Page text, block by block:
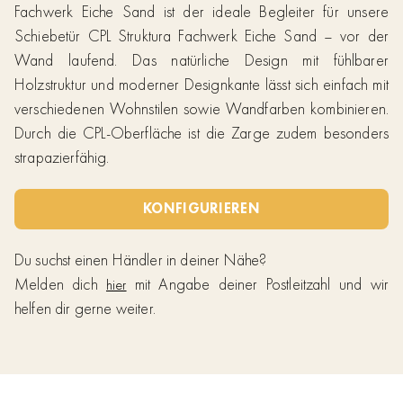
Fachwerk Eiche Sand ist der ideale Begleiter für unsere
Schiebetür CPL Struktura Fachwerk Eiche Sand – vor der
Wand laufend. Das natürliche Design mit fühlbarer
Holzstruktur und moderner Designkante lässt sich einfach mit
verschiedenen Wohnstilen sowie Wandfarben kombinieren.
Durch die CPL-Oberfläche ist die Zarge zudem besonders
strapazierfähig.
KONFIGURIEREN
Du suchst einen Händler in deiner Nähe?
Melden dich hier mit Angabe deiner Postleitzahl und wir
helfen dir gerne weiter.